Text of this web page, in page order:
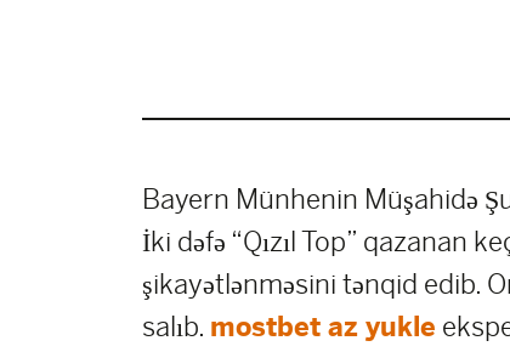
Bayern Münhenin Müşahidə
İki dəfə “Qızıl Top” qazanan
şikayətlənməsini tənqid edib.
salıb. mostbet az yukle